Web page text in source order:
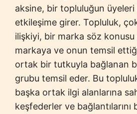
aksine, bir topluluğun
etkileşime girer. Topluluk,
ilişkiyi, bir marka söz
markaya ve onun temsil
ortak bir tutkuyla bağlanan
grubu temsil eder. Bu
başka ortak ilgi alanlarına
keşfederler ve bağlantılarını